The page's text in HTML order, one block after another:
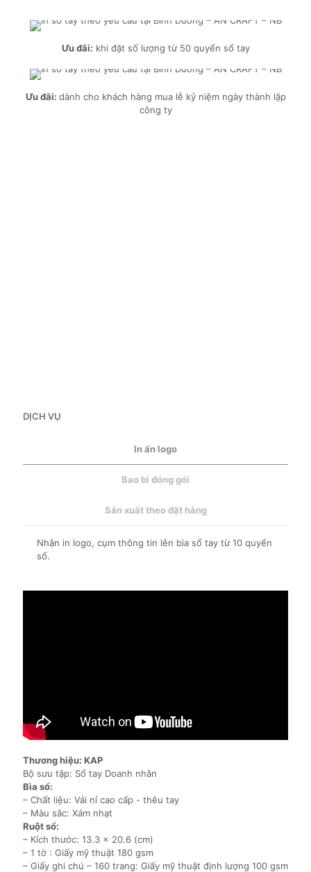
Ưu đãi: khi đặt số lượng từ 50 quyển sổ tay
Ưu đãi: dành cho khách hàng mua lễ kỷ niệm ngày thành lập
công ty
DỊCH VỤ
In ấn logo
Bao bì đóng gói
Sản xuất theo đặt hàng
Nhận in logo, cụm thông tin lên bìa sổ tay từ 10 quyển
sổ.
Thương hiệu: KAP
Bộ sưu tập: Sổ tay Doanh nhân
Bìa sổ:
– Chất liệu: Vải nỉ cao cấp - thêu tay
– Màu sắc: Xám nhạt
Ruột sổ:
– Kích thước: 13.3 x 20.6 (cm)
– 1 tờ : Giấy mỹ thuật 180 gsm
– Giấy ghi chú – 160 trang: Giấy mỹ thuật định lượng 100 gsm